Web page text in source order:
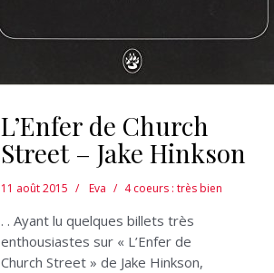
L’Enfer de Church
Street – Jake Hinkson
11 août 2015 Eva 4 coeurs : très bien
. . Ayant lu quelques billets très
enthousiastes sur « L’Enfer de
Church Street » de Jake Hinkson,